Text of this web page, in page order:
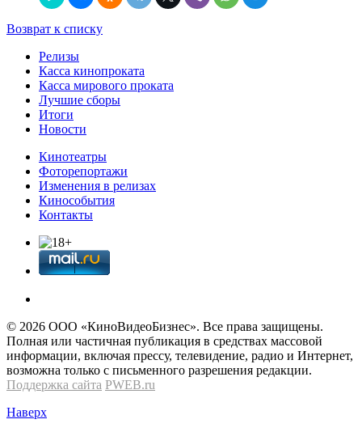
Возврат к списку
Релизы
Касса кинопроката
Касса мирового проката
Лучшие сборы
Итоги
Новости
Кинотеатры
Фоторепортажи
Изменения в релизах
Кинособытия
Контакты
© 2026 OOО «КиноВидеоБизнес». Все права защищены.
Полная или частичная публикация в средствах массовой
информации, включая прессу, телевидение, радио и Интернет,
возможна только с письменного разрешения редакции.
Поддержка сайта PWEB.ru
Наверх